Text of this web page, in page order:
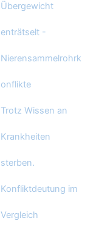
Übergewicht
enträtselt -
Nierensammelrohrk
onflikte
Trotz Wissen an
Krankheiten
sterben.
Konfliktdeutung im
Vergleich